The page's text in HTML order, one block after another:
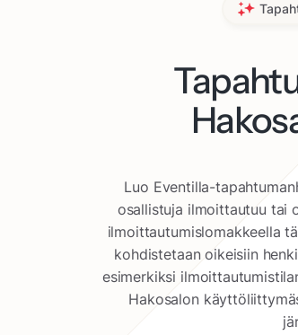
Luo Eventilla-
osallistuja ilmoittautuu tai
ilmoittautumislomakkeella
kohdistetaan oikeisiin
esimerkiksi
Hakosalon